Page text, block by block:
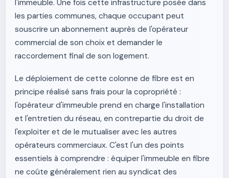
l'immeuble. Une fois cette infrastructure posée dans
les parties communes, chaque occupant peut
souscrire un abonnement auprès de l'opérateur
commercial de son choix et demander le
raccordement final de son logement.
Le déploiement de cette colonne de fibre est en
principe réalisé sans frais pour la copropriété :
l'opérateur d'immeuble prend en charge l'installation
et l'entretien du réseau, en contrepartie du droit de
l'exploiter et de le mutualiser avec les autres
opérateurs commerciaux. C'est l'un des points
essentiels à comprendre : équiper l'immeuble en fibre
ne coûte généralement rien au syndicat des